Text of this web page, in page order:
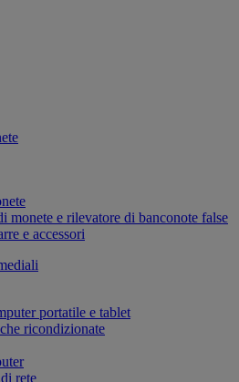
monete e rilevatore di banconote false
e accessori
portatile e tablet
ricondizionate
rete